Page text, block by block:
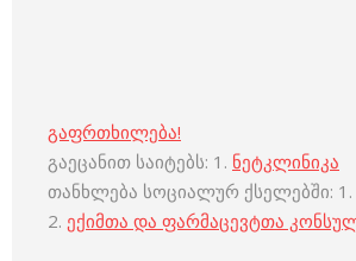
გაფრთხილება!
გაეცანით საიტებს: 1. ნეტკლინიკა
თანხლება სოციალურ ქსელებში: 1.
2. ექიმთა და ფარმაცევტთა